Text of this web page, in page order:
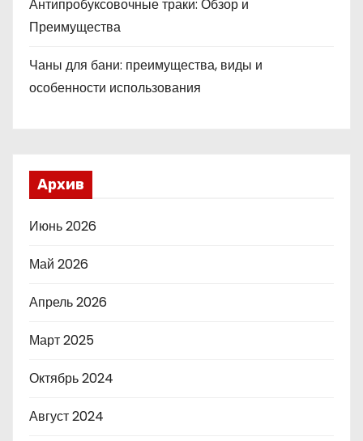
Антипробуксовочные траки: Обзор и
Преимущества
Чаны для бани: преимущества, виды и
особенности использования
Архив
Июнь 2026
Май 2026
Апрель 2026
Март 2025
Октябрь 2024
Август 2024